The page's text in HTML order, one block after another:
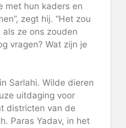
met hun kaders en
zegt hij. “Het zou
ze ons zouden
vragen? Wat zijn je
Sarlahi. Wilde dieren
uitdaging voor
districten van de
Paras Yadav, in het